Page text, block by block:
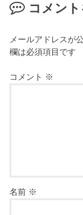
コメン
メールアドレスが
欄は必須項目です
コメント ※
名前 ※